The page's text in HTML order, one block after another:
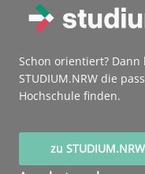
Schon orientiert? Dann
STUDIUM.NRW die
Hochschule finden.
zu STUDIUM.NRW